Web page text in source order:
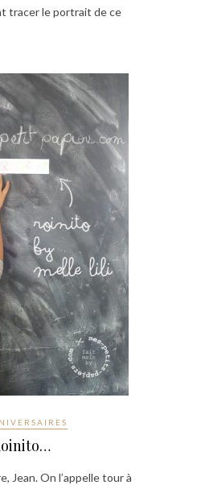
tracer le portrait de ce
Jean. On l’appelle tour à